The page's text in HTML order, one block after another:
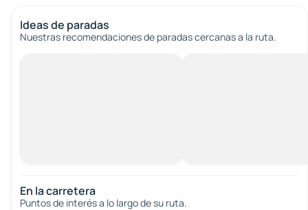
Ideas de paradas
Nuestras recomendaciones de paradas cercanas a la ruta.
En la carretera
Puntos de interés a lo largo de su ruta.